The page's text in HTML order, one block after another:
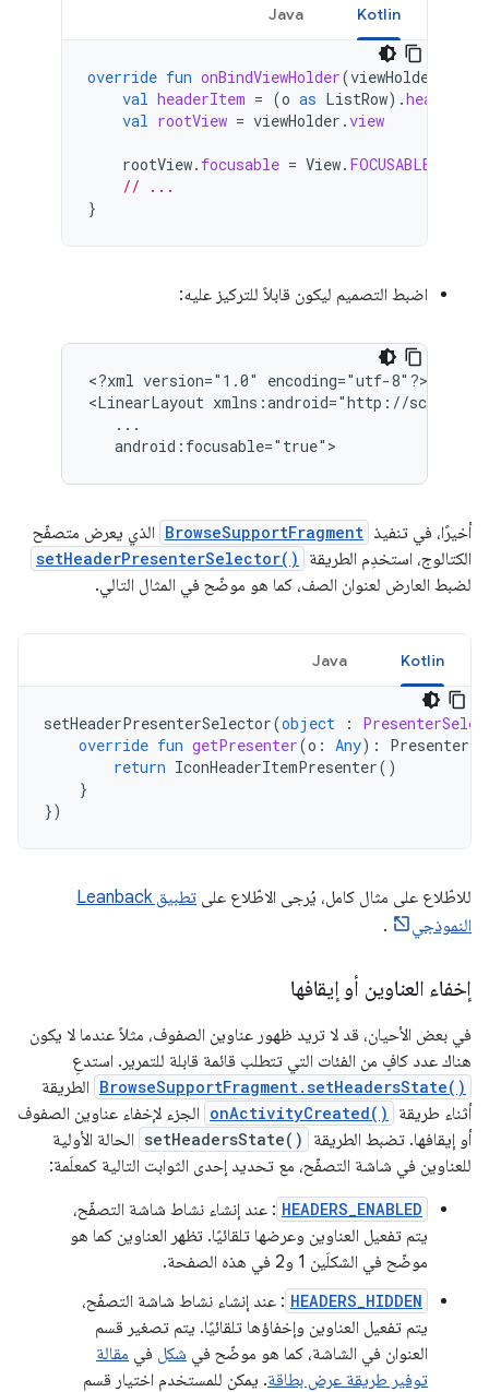
Kotlin
Java
override fun onBindViewHolder(viewHolder
val headerItem = (o as ListRow).
val rootView = viewHolder .view
rootView. focusable = View. FOCUSABLE
// ...
}
اضبط التصميم ليكون قابلاً للتركيز عليه:
<?xml version="1.0"
encoding="utf-8"?>
<LinearLayout
android:focusable="true">
أخيرًا، في تنفيذ BrowseSupportFragment الذي يعرض متصفّح
الكتالوج، استخدِم الطريقة
setHeaderPresenterSelector()
لضبط العارض لعنوان الصف، كما هو موضّح في المثال التالي.
Kotlin
Java
setHeaderPresenterSelector(object :
override fun getPresenter(o : Any): Presenter
return IconHeaderItemPresenter()
}
})
للاطّلاع على مثال كامل، يُرجى الاطّلاع على
تطبيق Leanback
النموذجي
.
إخفاء العناوين أو إيقافها
في بعض الأحيان، قد لا تريد ظهور عناوين الصفوف، مثلاً عندما لا يكون
هناك عدد كافٍ من الفئات التي تتطلب قائمة قابلة للتمرير. استدعِ
BrowseSupportFragment.setHeadersState() الطريقة
أثناء طريقة
onActivityCreated() الجزء لإخفاء عناوين الصفوف
أو إيقافها. تضبط الطريقة
setHeadersState() الحالة الأولية
للعناوين في شاشة التصفّح، مع تحديد إحدى الثوابت التالية كمعلَمة:
HEADERS_ENABLED : عند إنشاء نشاط شاشة التصفّح،
يتم تفعيل العناوين وعرضها تلقائيًا. تظهر العناوين كما هو
موضّح في الشكلَين 1 و2 في هذه الصفحة.
HEADERS_HIDDEN : عند إنشاء نشاط شاشة التصفّح،
يتم تفعيل العناوين وإخفاؤها تلقائيًا. يتم تصغير قسم
العنوان في الشاشة، كما هو موضّح في شكل في مقالة
توفير طريقة عرض بطاقة. يمكن للمستخدم اختيار قسم